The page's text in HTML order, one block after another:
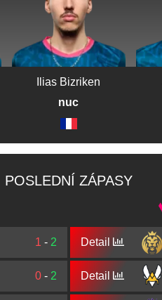
Ilias Bizriken
nuc
POSLEDNÍ ZÁPASY
1 - 2
0 - 2
Detail
Detail